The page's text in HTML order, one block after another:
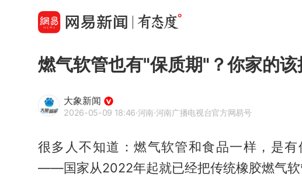
燃气软管也有"保质期"？你家的该
大象新闻
2026-05-09 18:46·河南·河南广播电视台官方网易号
很多人不知道：燃气软管和食品一样，是
——国家从2022年起就已经把传统橡胶燃气软